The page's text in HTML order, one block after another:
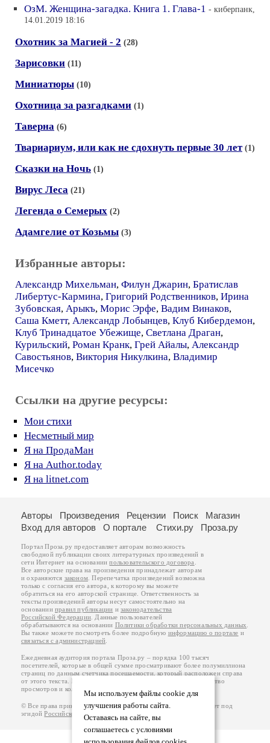
ОзМ. Женщина-загадка. Книга 1. Глава-1 - киберпанк,
14.01.2019 18:16
Охотник за Магией - 2 (28)
Зарисовки (11)
Миниатюры (10)
Охотница за разгадками (1)
Таверна (6)
Твариариум, или как не сдохнуть первые 30 лет (1)
Сказки на Ночь (1)
Вирус Леса (21)
Легенда о Семерых (2)
Адамгелие от Козьмы (3)
Избранные авторы:
Александр Михельман, Филун Джарин, Братислав
Либертус-Кармина, Григорий Родственников, Ирина
Зубовская, Арыкъ, Морис Эрфе, Вадим Винаков,
Саша Кметт, Александр Лобынцев, Клуб Кибердемон,
Клуб Тринадцатое Убежище, Светлана Драган,
Курильский, Роман Кранк, Грей Айалы, Александр
Савостьянов, Виктория Никулкина, Владимир
Мисечко
Ссылки на другие ресурсы:
Мои стихи
Несметный мир
Я на ПродаМан
Я на Author.today
Я на litnet.com
Мы используем файлы cookie для
улучшения работы сайта.
Оставаясь на сайте, вы
соглашаетесь с условиями
Авторы Произведения Рецензии Поиск
Магазин
Вход для авторов
О портале Стихи.ру Проза.ру
Портал Проза.ру предоставляет авторам возможность
свободной публикации своих литературных произведений в
сети Интернет на основаниипользовательского договора
Все авторские права на произведения принадлежат авторам
и охраняются законом . Перепечатка произведений возможна
только с согласия его автора, к которому вы можете
обратиться на его авторской странице. Ответственность за
тексты произведений авторы несут самостоятельно на
основанииправил публикации изаконодательства
Российской Федерации . Данные пользователей
обрабатываются на основании Политики обработки персональных данных
Вы также можете посмотреть более подробную информацию о портале и
связаться с администрацией
Ежедневная аудитория портала Проза.ру – порядка 100 тысяч
посетителей, которые в общей сумме просматривают более полумиллиона
страниц по данным счетчика посещаемости, который расположен справа
от этого текста. В каждой графе указано по две цифры: количество
просмотров и количество посетителей.
© Все права принадлежат авторам, 2000-2026. Портал работает под
эгидойРоссийского союза писателей 18+